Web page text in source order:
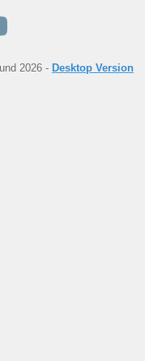
2026 - Desktop Version